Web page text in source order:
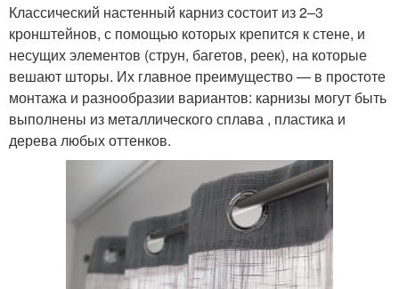
Классический настенный карниз состоит из 2–3
кронштейнов, с помощью которых крепится к стене, и
несущих элементов (струн, багетов, реек), на которые
вешают шторы. Их главное преимущество — в простоте
монтажа и разнообразии вариантов: карнизы могут быть
выполнены из металлического сплава , пластика и
дерева любых оттенков.